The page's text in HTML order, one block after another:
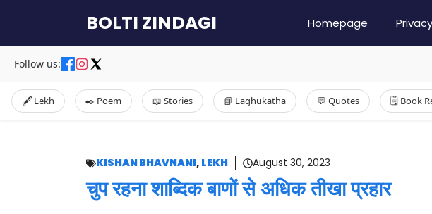
content
BOLTI ZINDAGI Homepage
Follow us:
🖋️ Lekh ✒️ Poem 📖 Stories 📘 Laghukatha 💬 Quotes 🗒️ Book
KISHAN BHAVNANI, LEKH August 30, 2023
चुप रहना शाब्दिक बाणों से अधिक तीखा प्रहार